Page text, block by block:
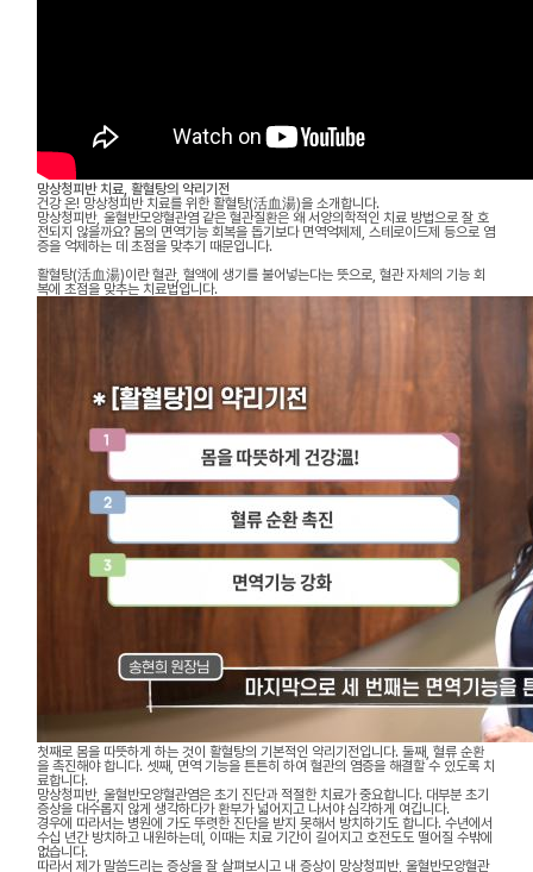
망상청피반 치료, 활혈탕의 약리기전
건강 온! 망상청피반 치료를 위한 활혈탕(活血湯)을 소개합니다.
망상청피반, 울혈반모양혈관염 같은 혈관질환은 왜 서양의학적인 치료 방법으로 잘 호
전되지 않을까요? 몸의 면역기능 회복을 돕기보다 면역억제제, 스테로이드제 등으로 염
증을 억제하는 데 초점을 맞추기 때문입니다.
활혈탕(活血湯)이란 혈관, 혈액에 생기를 불어넣는다는 뜻으로, 혈관 자체의 기능 회
복에 초점을 맞추는 치료법입니다.
첫째로 몸을 따뜻하게 하는 것이 활혈탕의 기본적인 약리기전입니다. 둘째, 혈류 순환
을 촉진해야 합니다. 셋째, 면역 기능을 튼튼히 하여 혈관의 염증을 해결할 수 있도록 치
료합니다.
망상청피반, 울혈반모양혈관염은 초기 진단과 적절한 치료가 중요합니다. 대부분 초기
증상을 대수롭지 않게 생각하다가 환부가 넓어지고 나서야 심각하게 여깁니다.
경우에 따라서는 병원에 가도 뚜렷한 진단을 받지 못해서 방치하기도 합니다. 수년에서
수십 년간 방치하고 내원하는데, 이때는 치료 기간이 길어지고 호전도도 떨어질 수밖에
없습니다.
따라서 제가 말씀드리는 증상을 잘 살펴보시고 내 증상이 망상청피반, 울혈반모양혈관